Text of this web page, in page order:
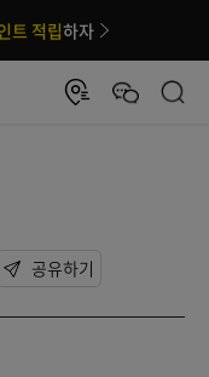
트 적립하자
공유하기